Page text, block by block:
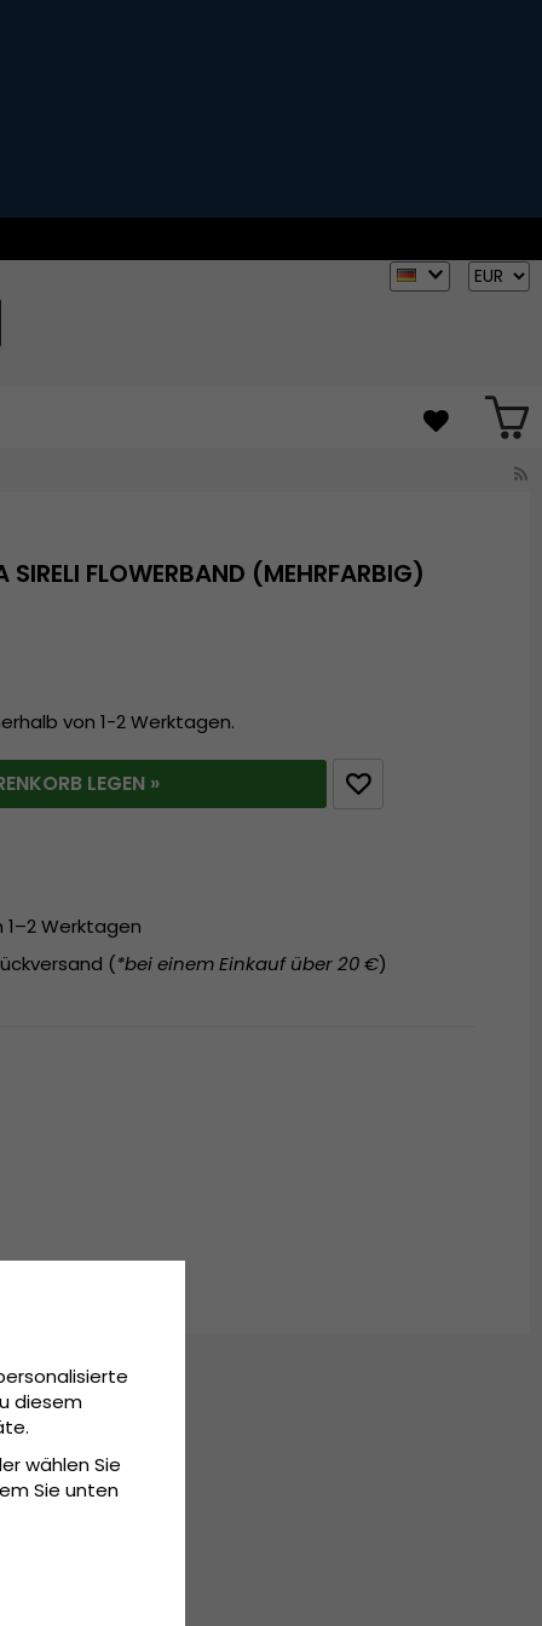
FLOWERBAND (MEHRFARBIG)
von 1-2 Werktagen.
LEGEN »
Werktagen
(*bei einem Einkauf über 20 €)
diesem
wählen Sie
Sie unten